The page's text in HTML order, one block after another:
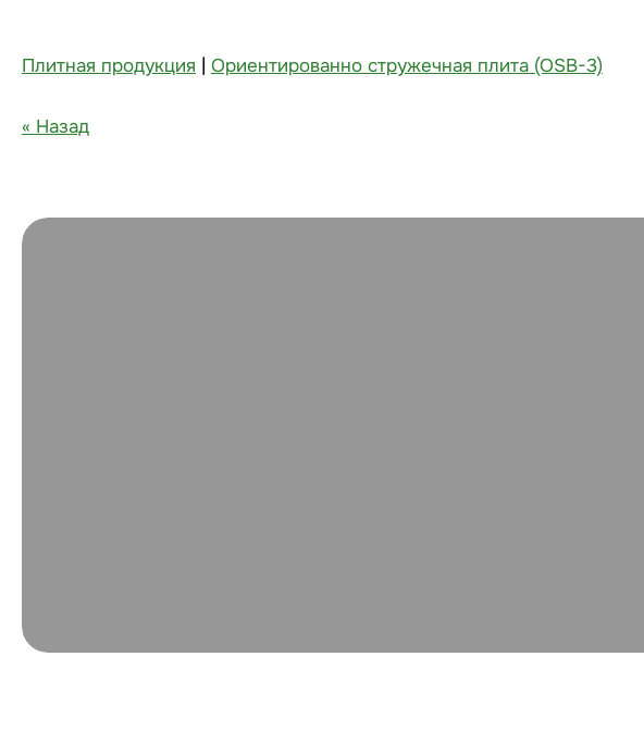
Плитная продукция Ориентированно стружечная плита (OSB-3)
« Назад